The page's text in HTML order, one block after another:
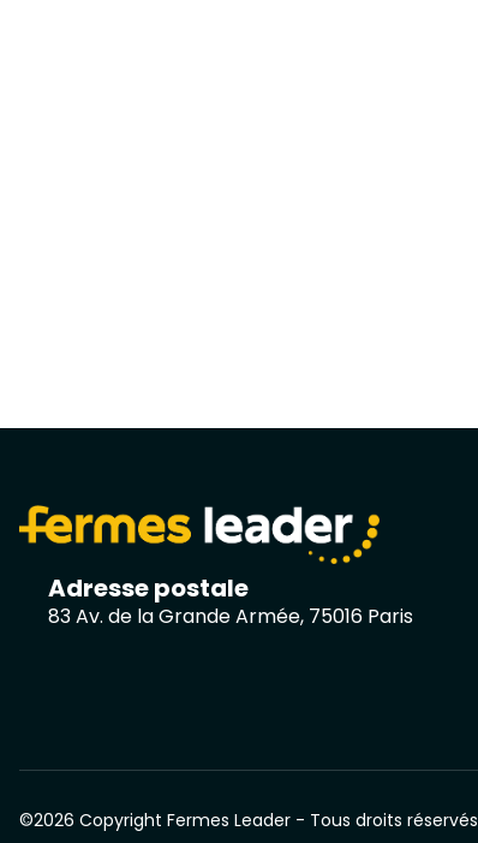
Adresse postale
83 Av. de la Grande Armée, 75016 Paris
©2026 Copyright Fermes Leader - Tous droits réservés